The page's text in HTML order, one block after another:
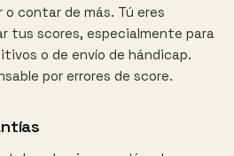
contar de más. Tú eres
tus scores, especialmente para
o de envío de hándicap.
por errores de score.